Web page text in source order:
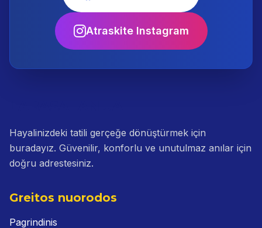
Atraskite Instagram
Hayalinizdeki tatili gerçeğe dönüştürmek için
buradayız. Güvenilir, konforlu ve unutulmaz anılar için
doğru adrestesiniz.
Greitos nuorodos
Pagrindinis